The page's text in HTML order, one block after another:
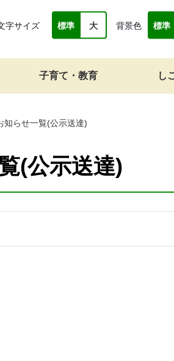
子育て・教育 し
字サイズ 標準 大 背景色 標準
知らせ一覧(公示送達)
(公示送達)